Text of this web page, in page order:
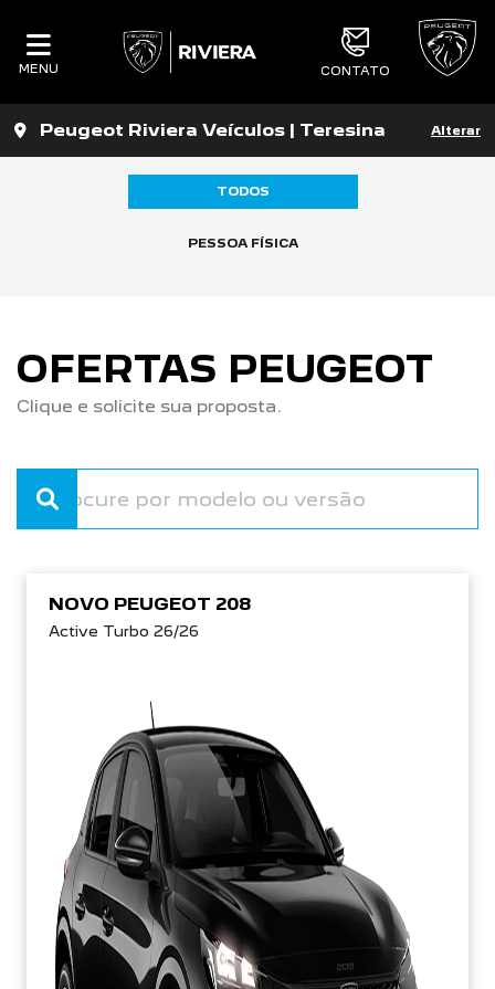
MENU CONTATO
Peugeot Riviera Veículos | Teresina Alterar
TODOS
PESSOA FÍSICA
OFERTAS PEUGEOT
Clique e solicite sua proposta.
NOVO PEUGEOT 208
Active Turbo 26/26